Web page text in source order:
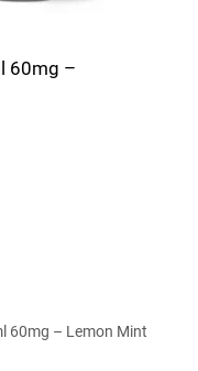
60mg –